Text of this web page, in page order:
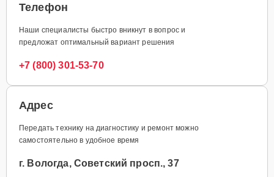
Телефон
Наши специалисты быстро вникнут в вопрос и
предложат оптимальный вариант решения
+7 (800) 301-53-70
Адрес
Передать технику на диагностику и ремонт можно
самостоятельно в удобное время
г. Вологда, Советский просп., 37